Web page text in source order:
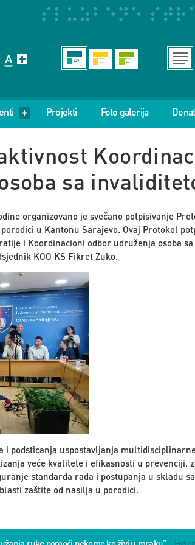
Projekti Foto galerija
sa
organizovano je svečano potpisivanje
u Kantonu Sarajevo. Ovaj Protokol
i Koordinacioni odbor udruženja osoba
KOO KS Fikret Zuko.
i podsticanja uspostavljanja
veće kvalitete i efikasnosti u
standarda rada i postupanja u skladu
zaštite od nasilja u porodici.